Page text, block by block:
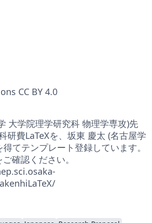
CC BY 4.0
大学院理学研究科 物理学専攻)先
研費LaTeXを、坂東 慶太 (名古屋学
てテンプレート登録しています。
確認ください。